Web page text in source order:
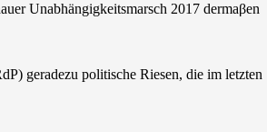
Unabhängigkeitsmarsch 2017 dermaβen
geradezu politische Riesen, die im letzten